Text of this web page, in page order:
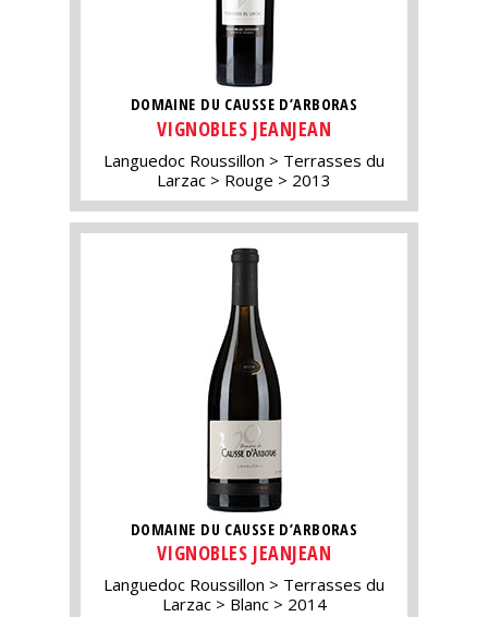
DOMAINE DU CAUSSE D’ARBORAS
VIGNOBLES JEANJEAN
Languedoc Roussillon
Terrasses du
Larzac
Rouge 2013
DOMAINE DU CAUSSE D’ARBORAS
VIGNOBLES JEANJEAN
Languedoc Roussillon
Terrasses du
Larzac
Blanc 2014